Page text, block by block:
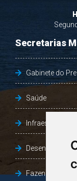
Secretarias
Gabinete do
Saúde
Infraestrutura,
Fazenda e